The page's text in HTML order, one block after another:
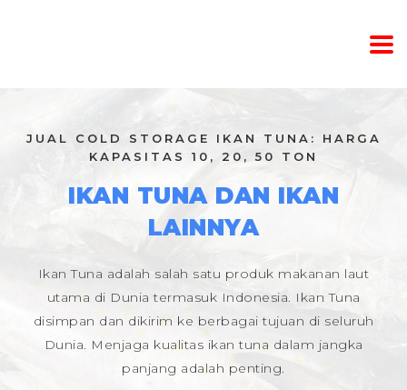
JUAL COLD STORAGE IKAN TUNA: HARGA
KAPASITAS 10, 20, 50 TON
IKAN TUNA DAN IKAN
LAINNYA
Ikan Tuna adalah salah satu produk makanan laut
utama di Dunia termasuk Indonesia. Ikan Tuna
disimpan dan dikirim ke berbagai tujuan di seluruh
Dunia. Menjaga kualitas ikan tuna dalam jangka
panjang adalah penting.